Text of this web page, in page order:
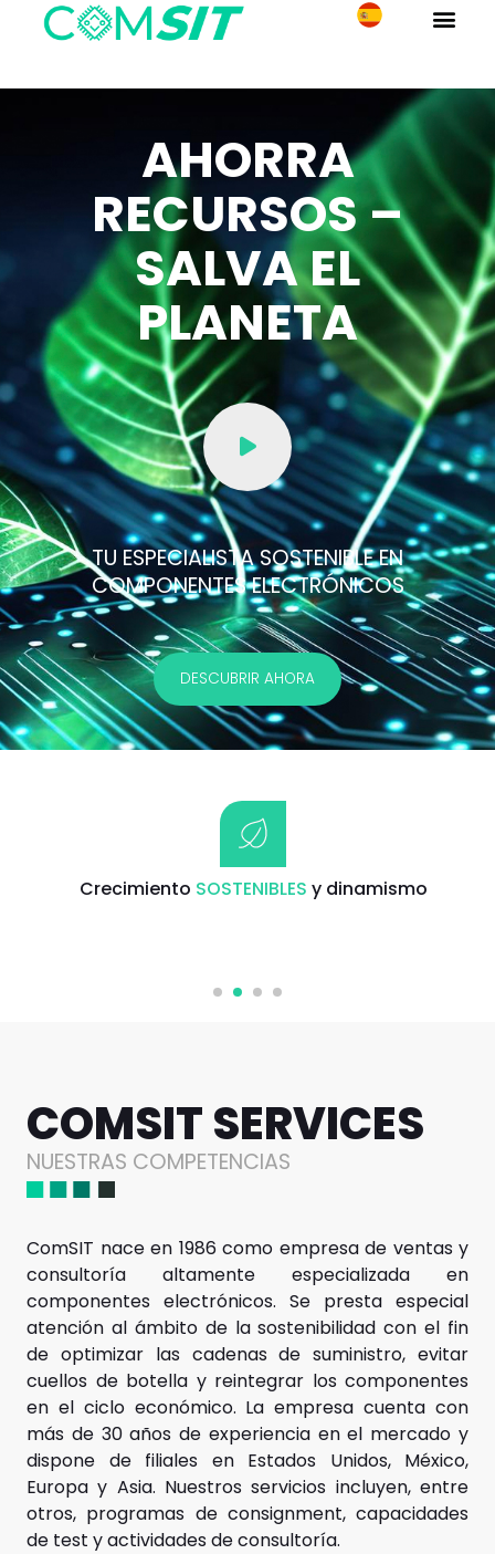
AHORRA
RECURSOS –
SALVA EL
PLANETA
TU ESPECIALISTA SOSTENIBLE EN
COMPONENTES ELECTRÓNICOS
DESCUBRIR AHORA
CrecimientoSOSTENIBLESy dinamismo
COMSIT SERVICES
NUESTRAS COMPETENCIAS
ComSIT nace en 1986 como empresa de ventas y
consultoría altamente especializada en
componentes electrónicos. Se presta especial
atención al ámbito de la sostenibilidad con el fin
de optimizar las cadenas de suministro, evitar
cuellos de botella y reintegrar los componentes
en el ciclo económico. La empresa cuenta con
más de 30 años de experiencia en el mercado y
dispone de filiales en Estados Unidos, México,
Europa y Asia. Nuestros servicios incluyen, entre
otros, programas de consignment, capacidades
de test y actividades de consultoría.